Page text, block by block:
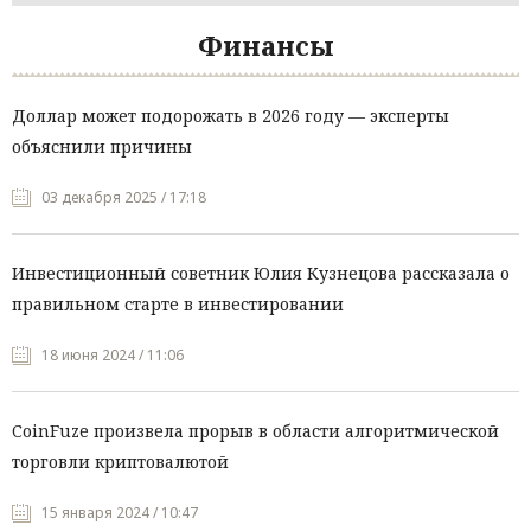
Финансы
Доллар может подорожать в 2026 году — эксперты
объяснили причины
03 декабря 2025 / 17:18
Инвестиционный советник Юлия Кузнецова рассказала о
правильном старте в инвестировании
18 июня 2024 / 11:06
CoinFuze произвела прорыв в области алгоритмической
торговли криптовалютой
15 января 2024 / 10:47